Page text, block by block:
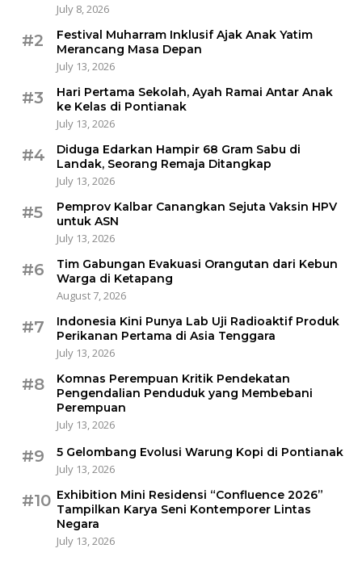
July 8, 2026
#2
Festival Muharram Inklusif Ajak Anak Yatim
Merancang Masa Depan
July 13, 2026
#3
Hari Pertama Sekolah, Ayah Ramai Antar Anak
ke Kelas di Pontianak
July 13, 2026
#4
Diduga Edarkan Hampir 68 Gram Sabu di
Landak, Seorang Remaja Ditangkap
July 13, 2026
#5
Pemprov Kalbar Canangkan Sejuta Vaksin HPV
untuk ASN
July 13, 2026
#6
Tim Gabungan Evakuasi Orangutan dari Kebun
Warga di Ketapang
August 7, 2026
#7
Indonesia Kini Punya Lab Uji Radioaktif Produk
Perikanan Pertama di Asia Tenggara
July 13, 2026
#8
Komnas Perempuan Kritik Pendekatan
Pengendalian Penduduk yang Membebani
Perempuan
July 13, 2026
#9
5 Gelombang Evolusi Warung Kopi di Pontianak
July 13, 2026
#10 Exhibition Mini Residensi “Confluence 2026”
Tampilkan Karya Seni Kontemporer Lintas
Negara
July 13, 2026